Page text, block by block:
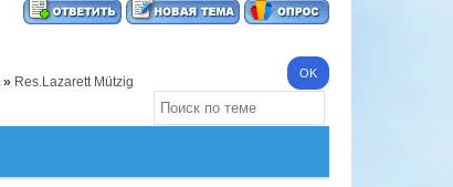
» Res.Lazarett Mützig